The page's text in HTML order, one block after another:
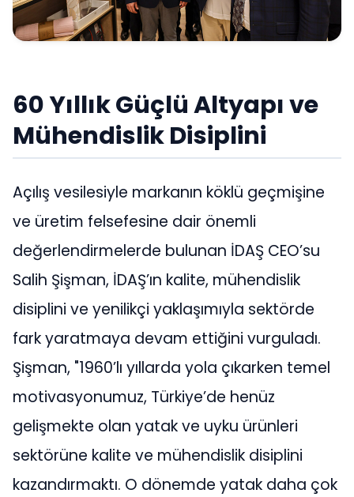
60 Yıllık Güçlü Altyapı ve
Mühendislik Disiplini
Açılış vesilesiyle markanın köklü geçmişine
ve üretim felsefesine dair önemli
değerlendirmelerde bulunan İDAŞ CEO’su
Salih Şişman, İDAŞ’ın kalite, mühendislik
disiplini ve yenilikçi yaklaşımıyla sektörde
fark yaratmaya devam ettiğini vurguladı.
Şişman, "1960’lı yıllarda yola çıkarken temel
motivasyonumuz, Türkiye’de henüz
gelişmekte olan yatak ve uyku ürünleri
sektörüne kalite ve mühendislik disiplini
kazandırmaktı. O dönemde yatak daha çok